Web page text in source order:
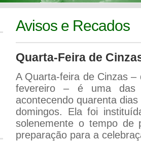
Avisos e Recados
Quarta-Feira de
A Quarta-feira de Cinzas
fevereiro – é uma das
acontecendo quarenta
domingos. Ela foi
solenemente o tempo de
preparação para a